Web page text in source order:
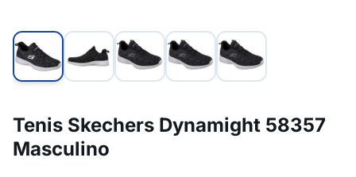
Tenis Skechers Dynamight 58357
Masculino